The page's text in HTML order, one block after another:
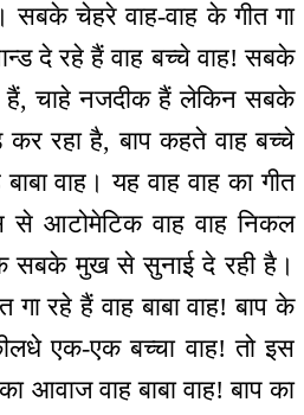
सबके चेहरे वाह-वाह के गीत गा
दे रहे हैं वाह बच्चे वाह! सबके
हैं, चाहे नजदीक हैं लेकिन सबके
रहा है, बाप कहते वाह बच्चे
वाह। यह वाह वाह का गीत
आटोमेटिक वाह वाह निकल
सबके मुख से सुनाई दे रही है।
रहे हैं वाह बाबा वाह! बाप के
एक-एक बच्चा वाह! तो इस
आवाज वाह बाबा वाह! बाप का